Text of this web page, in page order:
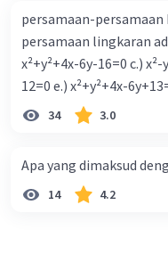
persamaan-
persamaan lingkaran adalah a.) x²+y²+4x-
x²+y²+4x-6y-16=0 c.)
12=0 e.) x²+y²+4x-
34 3.0
Apa yang dimaksud
14 4.2